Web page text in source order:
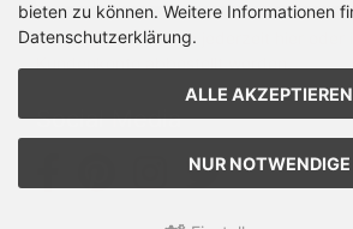
Der Newsletter kann jederzeit hier oder
Social Media
bieten zu können. Weitere Informationen
Datenschutzerklärung.
ALLE AKZEPTIEREN
NUR NOTWENDIGE